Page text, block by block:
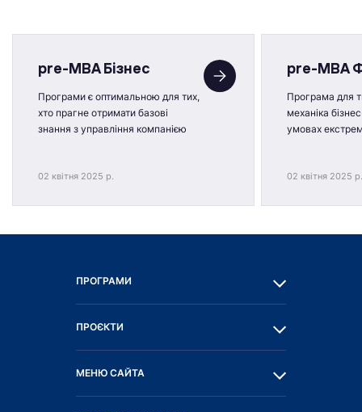
pre-MBA Бізнес
Програми є оптимальною для тих,
хто прагне отримати базові
знання з управління компанією
02 квітня 2025 р.
pre-MBA
Програма для
механіка
умовах
02 квітня 2025 р.
ПРОГРАМИ
ПРОЄКТИ
МЕНЮ САЙТА